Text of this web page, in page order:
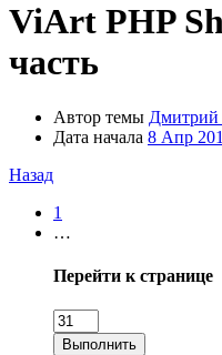
ViArt PHP
часть
Автор темы Дмитрий
Дата начала 8 Апр
Назад
1
…
Перейти к странице
Выполнить